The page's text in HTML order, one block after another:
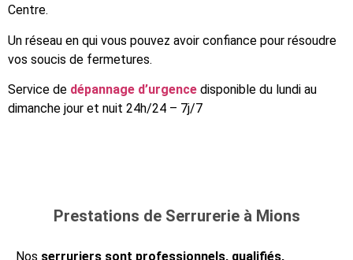
Centre.
Un réseau en qui vous pouvez avoir confiance pour résoudre
vos soucis de fermetures.
Service de dépannage d’urgence disponible du lundi au
dimanche jour et nuit 24h/24 – 7j/7
Prestations de Serrurerie à Mions
Nos serruriers sont professionnels, qualifiés,